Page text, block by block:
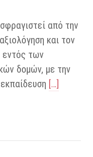
από την
και τον
εντός των
δομών, με την
[…]